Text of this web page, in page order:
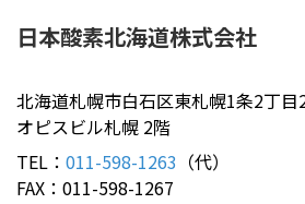
日本酸素北海道株式会社
北海道札幌市白石区東札幌1条2丁目
オピスビル札幌 2階
TEL： 011-598-1263 （代）
FAX：011-598-1267